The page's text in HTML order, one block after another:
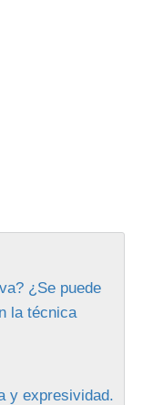
¿Se puede
la técnica
y expresividad.